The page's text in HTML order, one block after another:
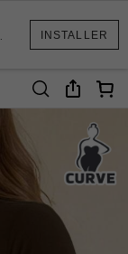
INSTALLER